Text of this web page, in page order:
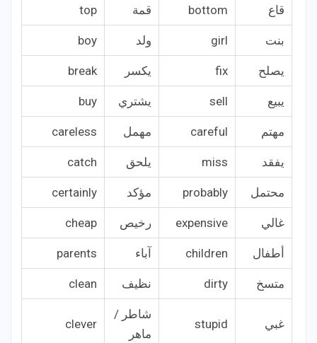
قاع bottom قمة top
بنت girl ولد boy
يصلح fix يكسر break
يبيع sell يشتري buy
مهتم careful مهمل careless
يفقد miss يلحق catch
محتمل probably مؤكد certainly
غالي expensive رخيص cheap
أطفال children آباء parents
متسخ dirty نظيف clean
غبي stupid
شاطر /
ماهر
clever